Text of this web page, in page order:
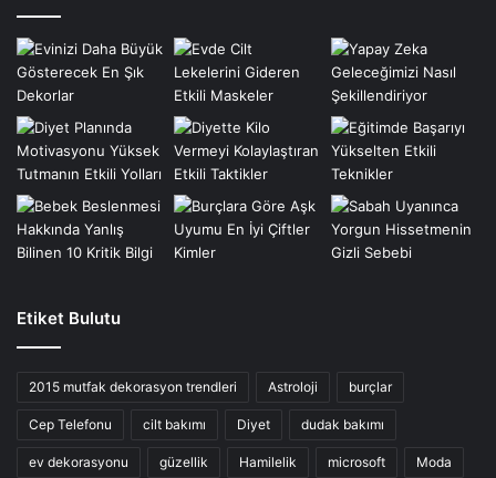
Etiket Bulutu
2015 mutfak dekorasyon trendleri Astroloji burçlar
Cep Telefonu cilt bakımı Diyet dudak bakımı
ev dekorasyonu güzellik Hamilelik microsoft Moda